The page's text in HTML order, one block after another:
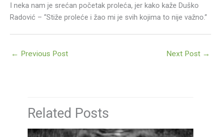
I neka nam je srećan početak proleća, jer kako kaže Duško
Radović – “Stiže proleće i žao mi je svih kojima to nije važno.”
← Previous Post Next Post →
Related Posts